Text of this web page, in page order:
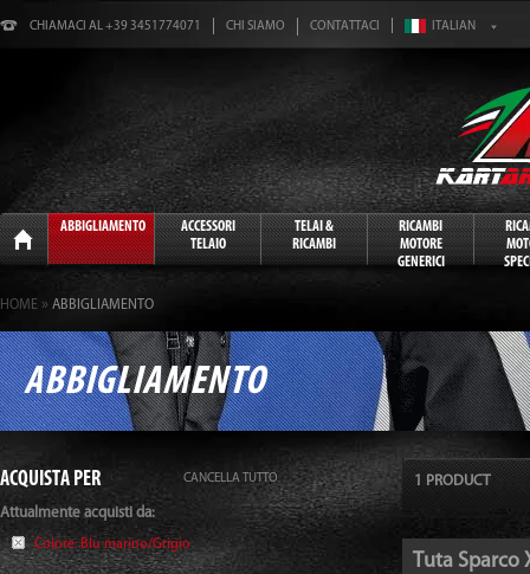
CHIAMACI AL +39 3451774071 CHI SIAMO CONTATTACI
Home
ABBIGLIAMENTO
ACCESSORI
TELAIO
TELAI &
RICAMBI
RICAMBI
MOTORE
GENERICI
HOME » ABBIGLIAMENTO
ABBIGLIAMENTO
1 PRODUCT
Tuta Sparco
ACQUISTA PER CANCELLA TUTTO
Attualmente acquisti da:
Colore: Blu marino/Grigio